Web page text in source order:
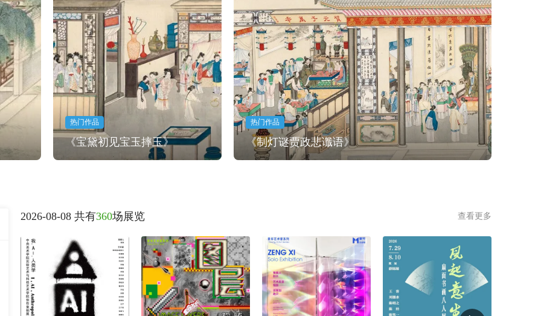
热门作品
《宝黛初见宝玉摔玉》
热门作品
《制灯谜贾政悲谶语》
2026-08-08 共有360场展览 查看更多